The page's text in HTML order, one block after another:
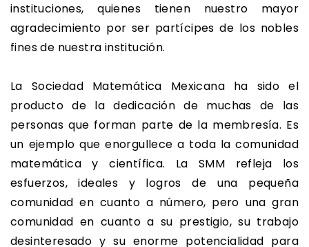
instituciones, quienes tienen nuestro mayor
agradecimiento por ser partícipes de los nobles
fines de nuestra institución.
La Sociedad Matemática Mexicana ha sido el
producto de la dedicación de muchas de las
personas que forman parte de la membresía. Es
un ejemplo que enorgullece a toda la comunidad
matemática y científica. La SMM refleja los
esfuerzos, ideales y logros de una pequeña
comunidad en cuanto a número, pero una gran
comunidad en cuanto a su prestigio, su trabajo
desinteresado y su enorme potencialidad para